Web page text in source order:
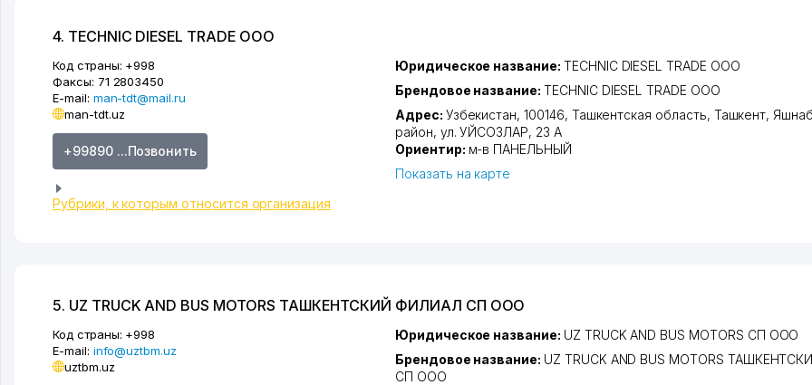
4. TECHNIC DIESEL TRADE ООО
Код страны: +998
Факсы: 71 2803450
E-mail: man-tdt@mail.ru
man-tdt.uz
+99890 ...Позвонить
Рубрики, к которым относится организация
Юридическое название: TECHNIC DIESEL TRADE ООО
Брендовое название: TECHNIC DIESEL TRADE ООО
Адрес: Узбекистан, 100146, Ташкентская область, Ташкент,
район, ул. УЙСОЗЛАР, 23 А
Ориентир: м-в ПАНЕЛЬНЫЙ
Показать на карте
5. UZ TRUCK AND BUS MOTORS ТАШКЕНТСКИЙ ФИЛИАЛ СП ООО
Код страны: +998
E-mail: info@uztbm.uz
uztbm.uz
Юридическое название: UZ TRUCK AND BUS MOTORS СП ООО
Брендовое название: UZ TRUCK AND BUS MOTORS
СП ООО